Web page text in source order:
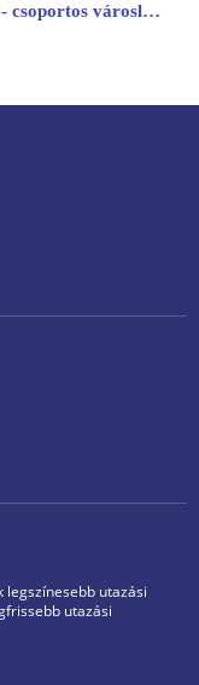
A tavasz illata New Yorkban - csoportos városlátogatás a március 15-i hosszú hétvégén 2027.03.11-17.
legszínesebb utazási
utazási